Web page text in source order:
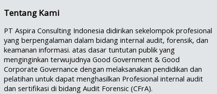
Tentang Kami
PT Aspira Consulting Indonesia didirikan sekelompok profesional
yang berpengalaman dalam bidang internal audit, forensik, dan
keamanan informasi. atas dasar tuntutan publik yang
menginginkan terwujudnya Good Government & Good
Corporate Governance dengan melaksanakan pendidikan dan
pelatihan untuk dapat menghasilkan Profesional internal audit
dan sertifikasi di bidang Audit Forensic (CFrA).